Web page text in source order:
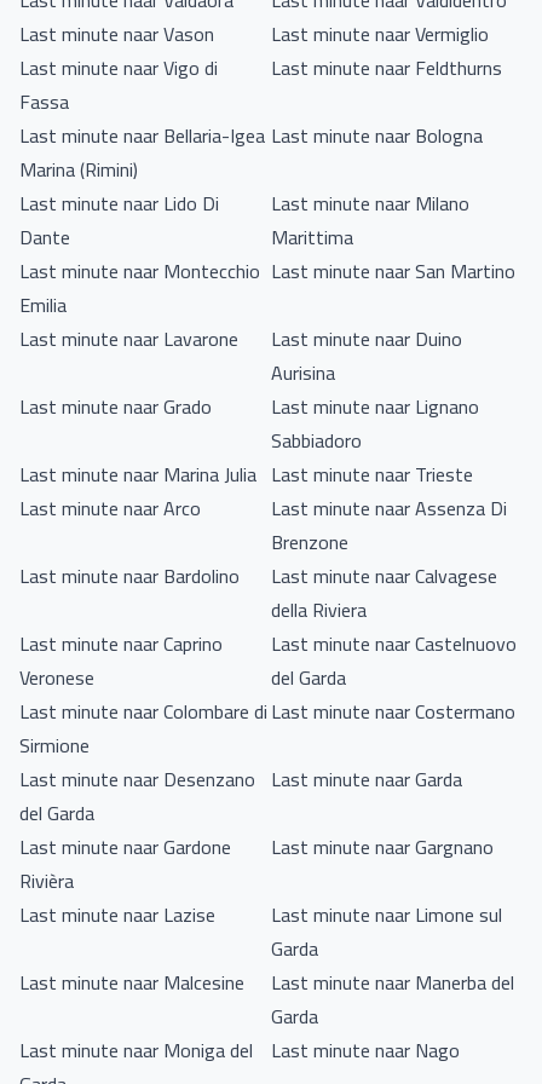
Last minute naar Vason
Last minute naar Vermiglio
Last minute naar Vigo di
Fassa
Last minute naar Feldthurns
Last minute naar Bellaria-Igea
Marina (Rimini)
Last minute naar Bologna
Last minute naar Lido Di
Dante
Last minute naar Milano
Marittima
Last minute naar Montecchio
Emilia
Last minute naar San Martino
Last minute naar Lavarone
Last minute naar Duino
Aurisina
Last minute naar Grado
Last minute naar Lignano
Sabbiadoro
Last minute naar Marina Julia Last minute naar Trieste
Last minute naar Arco
Last minute naar Assenza Di
Brenzone
Last minute naar Bardolino
Last minute naar Calvagese
della Riviera
Last minute naar Caprino
Veronese
Last minute naar Castelnuovo
del Garda
Last minute naar Colombare di
Sirmione
Last minute naar Costermano
Last minute naar Desenzano
del Garda
Last minute naar Garda
Last minute naar Gardone
Rivièra
Last minute naar Gargnano
Last minute naar Lazise
Last minute naar Limone sul
Garda
Last minute naar Malcesine
Last minute naar Manerba del
Garda
Last minute naar Moniga del Last minute naar Nago